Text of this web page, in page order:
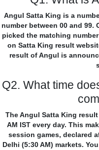
Angul Satta King is a
number between 00 and 99.
picked the matching
on Satta King result
result of Angul is
Q2. What time
The Angul Satta King
AM IST every day. This
session games, declared
Delhi (5:30 AM) markets.